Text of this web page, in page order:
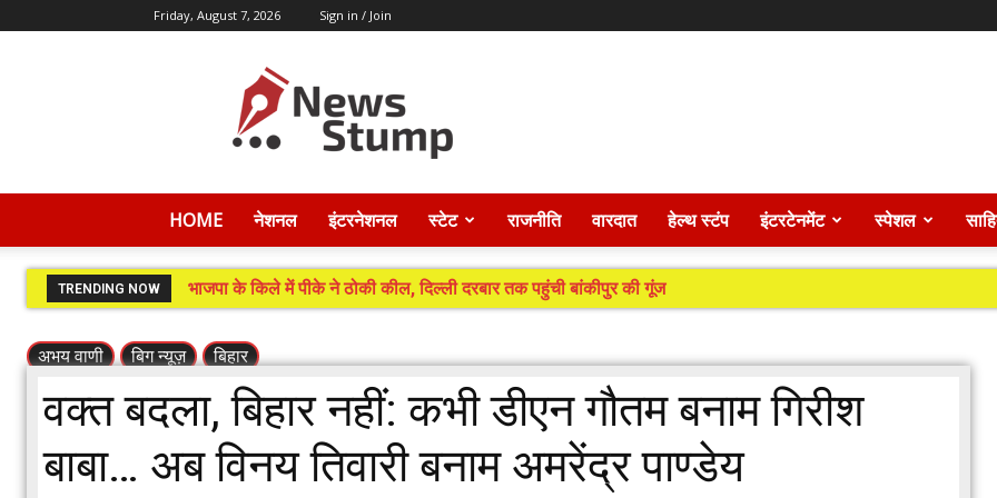
Friday, August 7, 2026 Sign in / Join
Stump
HOME नेशनल इंटरनेशनल स्टेट राजनीति वारदात हेल्थ स्टंप इंटरटेनमेंट स्पेशल
TRENDING NOW भाजपा के किले में पीके ने ठोकी कील, दिल्ली दरबार तक पहुंची बांकीपुर की गूंज
प्रशांत से अशांत हुई भाजपा! बांकीपुर से जन सुराज को मिला राजनीति का नया मंत्र
अभय वाणी बिग न्यूज़ बिहार
वक्त बदला, बिहार नहीं: कभी डीएन गौतम बनाम गिरीश
बाबा… अब विनय तिवारी बनाम अमरेंद्र पाण्डेय